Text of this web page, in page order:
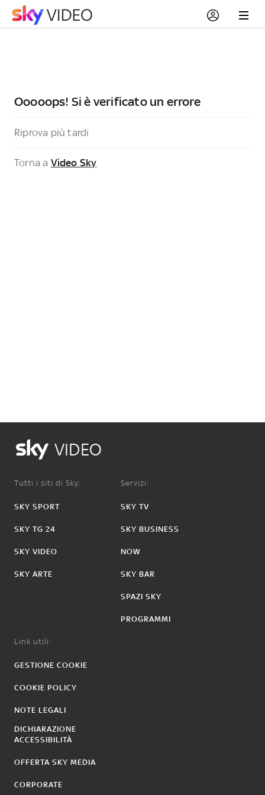
Ooooops! Si è verificato un errore
Riprova più tardi
Torna a Video Sky
VIDEO
Tutti i siti di Sky:
SKY SPORT
SKY TG 24
SKY VIDEO
SKY ARTE
Servizi:
SKY TV
SKY BUSINESS
NOW
SKY BAR
SPAZI SKY
PROGRAMMI
Link utili:
GESTIONE COOKIE
COOKIE POLICY
NOTE LEGALI
DICHIARAZIONE
ACCESSIBILITÀ
OFFERTA SKY MEDIA
CORPORATE